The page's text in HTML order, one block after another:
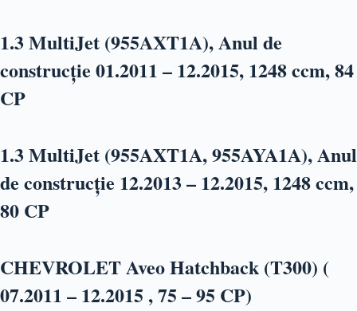
1.3 MultiJet (955AXT1A), Anul de
construcție 01.2011 – 12.2015, 1248 ccm, 84
CP
1.3 MultiJet (955AXT1A, 955AYA1A), Anul
de construcție 12.2013 – 12.2015, 1248 ccm,
80 CP
CHEVROLET Aveo Hatchback (T300) (
07.2011 – 12.2015 , 75 – 95 CP)